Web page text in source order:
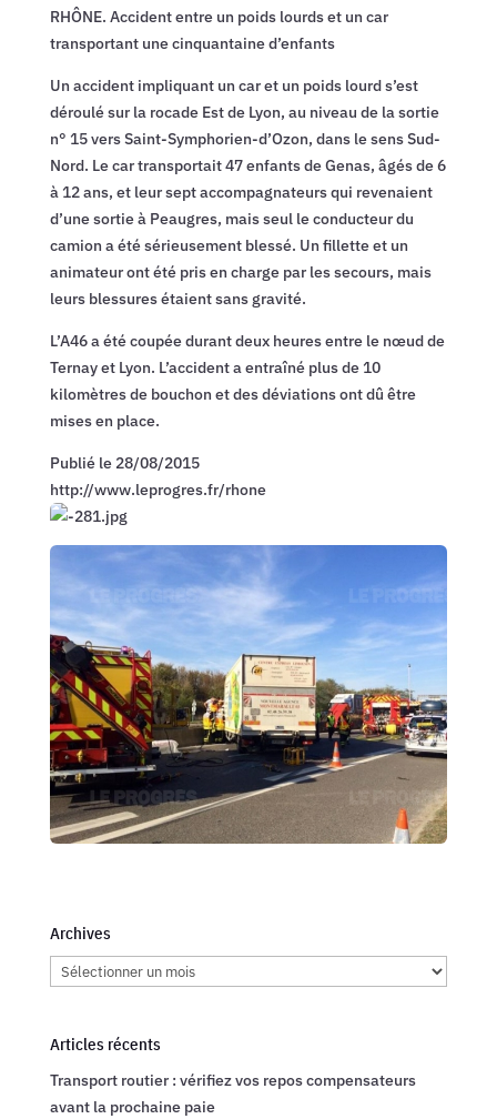
RHÔNE. Accident entre un poids lourds et un car
transportant une cinquantaine d’enfants
Un accident impliquant un car et un poids lourd s’est
déroulé sur la rocade Est de Lyon, au niveau de la sortie
n° 15 vers Saint-Symphorien-d’Ozon, dans le sens Sud-
Nord. Le car transportait 47 enfants de Genas, âgés de 6
à 12 ans, et leur sept accompagnateurs qui revenaient
d’une sortie à Peaugres, mais seul le conducteur du
camion a été sérieusement blessé. Un fillette et un
animateur ont été pris en charge par les secours, mais
leurs blessures étaient sans gravité.
L’A46 a été coupée durant deux heures entre le nœud de
Ternay et Lyon. L’accident a entraîné plus de 10
kilomètres de bouchon et des déviations ont dû être
mises en place.
Publié le 28/08/2015
http://www.leprogres.fr/rhone
Archives
Archives
Articles récents
Transport routier : vérifiez vos repos compensateurs
avant la prochaine paie